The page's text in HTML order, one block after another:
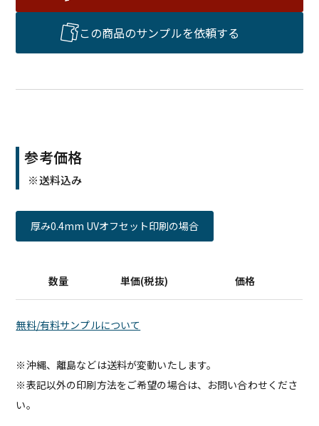
この商品のサンプルを依頼する
参考価格
※送料込み
厚み0.4mm UVオフセット印刷の場合
数量 単価(税抜) 価格
無料/有料サンプルについて
※沖縄、離島などは送料が変動いたします。
※表記以外の印刷方法をご希望の場合は、お問い合わせくださ
い。